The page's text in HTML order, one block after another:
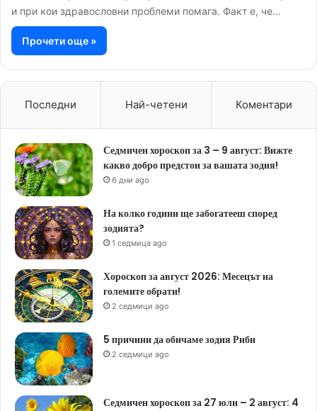
и при кои здравословни проблеми помага. Факт е, че…
Прочети още »
Последни Най-четени Коментари
Седмичен хороскоп за 3 – 9 август: Вижте
какво добро предстои за вашата зодия!
6 дни ago
На колко години ще забогатееш според
зодията?
1 седмица ago
Хороскоп за август 2026: Месецът на
големите обрати!
2 седмици ago
5 причини да обичаме зодия Риби
2 седмици ago
Седмичен хороскоп за 27 юли – 2 август: 4